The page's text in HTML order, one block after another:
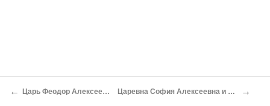
← Царь Феодор Алексеевич 1676-1682 годы Царевна София Алексеевна и стрельцы 1682-1688 годы →